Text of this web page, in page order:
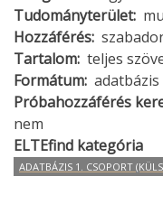
Tudományterület
Hozzáférés
Tartalom teljes
Formátum adatbázis
Próbahozzáférés
nem
ELTEfind kategória
ADATBÁZIS 1. CSOPORT